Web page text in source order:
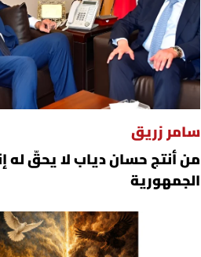
سامر زريق
من أنتج حسان دياب لا يحقّ له
الجمهورية